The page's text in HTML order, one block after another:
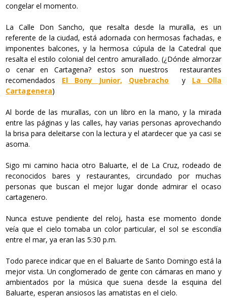
congelar el momento.
La Calle Don Sancho, que resalta desde la muralla, es un
referente de la ciudad, está adornada con hermosas fachadas, e
imponentes balcones, y la hermosa cúpula de la Catedral que
resalta el estilo colonial del centro amurallado. (¿Dónde almorzar
o cenar en Cartagena? estos son nuestros restaurantes
recomendados El Bony Junior, Quebracho y La Olla
Cartagenera)
Al borde de las murallas, con un libro en la mano, y la mirada
entre las páginas y las calles, hay varias personas aprovechando
la brisa para deleitarse con la lectura y el atardecer que ya casi se
asoma.
Sigo mi camino hacia otro Baluarte, el de La Cruz, rodeado de
reconocidos bares y restaurantes, circundado por muchas
personas que buscan el mejor lugar donde admirar el ocaso
cartagenero.
Nunca estuve pendiente del reloj, hasta ese momento donde
veía que el cielo tomaba un color particular, el sol se escondía
entre el mar, ya eran las 5:30 p.m.
Todo parece indicar que en el Baluarte de Santo Domingo está la
mejor vista. Un conglomerado de gente con cámaras en mano y
ambientados por la música que suena desde la esquina del
Baluarte, esperan ansiosos las amatistas en el cielo.